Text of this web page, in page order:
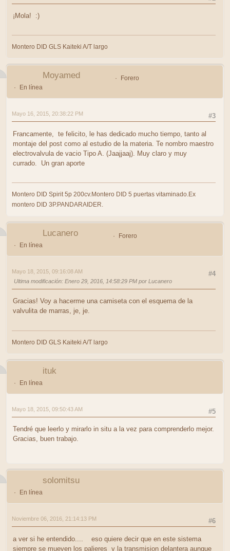
¡Mola! :)
Montero DID GLS Kaiteki A/T largo
Moyamed
Forero
En línea
#3
Mayo 16, 2015, 20:38:22 PM
Francamente, te felicito, le has dedicado mucho tiempo, tanto al
montaje del post como al estudio de la materia. Te nombro maestro
electrovalvula de vacio Tipo A. (Jaajjaaj). Muy claro y muy
currado. Un gran aporte
Montero DID Spirit 5p 200cv.Montero DID 5 puertas vitaminado.Ex
montero DID 3P.PANDARAIDER.
Lucanero
Forero
En línea
#4
Mayo 18, 2015, 09:16:08 AM
Ultima modificación: Enero 29, 2016, 14:58:29 PM por Lucanero
Gracias! Voy a hacerme una camiseta con el esquema de la
valvulita de marras, je, je.
Montero DID GLS Kaiteki A/T largo
ituk
En línea
#5
Mayo 18, 2015, 09:50:43 AM
Tendré que leerlo y mirarlo in situ a la vez para comprenderlo mejor.
Gracias, buen trabajo.
solomitsu
En línea
#6
Noviembre 06, 2016, 21:14:13 PM
a ver si he entendido.... eso quiere decir que en este sistema
siempre se mueven los palieres y la transmision delantera aunque